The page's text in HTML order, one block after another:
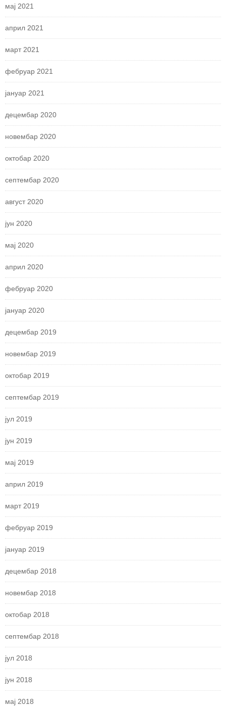
мај 2021
април 2021
март 2021
фебруар 2021
јануар 2021
децембар 2020
новембар 2020
октобар 2020
септембар 2020
август 2020
јун 2020
мај 2020
април 2020
фебруар 2020
јануар 2020
децембар 2019
новембар 2019
октобар 2019
септембар 2019
јул 2019
јун 2019
мај 2019
април 2019
март 2019
фебруар 2019
јануар 2019
децембар 2018
новембар 2018
октобар 2018
септембар 2018
јул 2018
јун 2018
мај 2018